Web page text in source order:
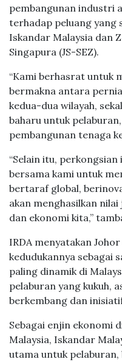
pembangunan industri
terhadap peluang yang
Iskandar Malaysia dan
Singapura (JS-SEZ).
“Kami berhasrat untuk
bermakna antara
kedua-dua wilayah,
baharu untuk
pembangunan tenaga
“Selain itu,
bersama kami untuk
bertaraf global,
akan menghasilkan
dan ekonomi kita,”
IRDA menyatakan
kedudukannya sebagai
paling dinamik di
pelaburan yang kukuh,
berkembang dan
Sebagai enjin ekonomi
Malaysia, Iskandar
utama untuk